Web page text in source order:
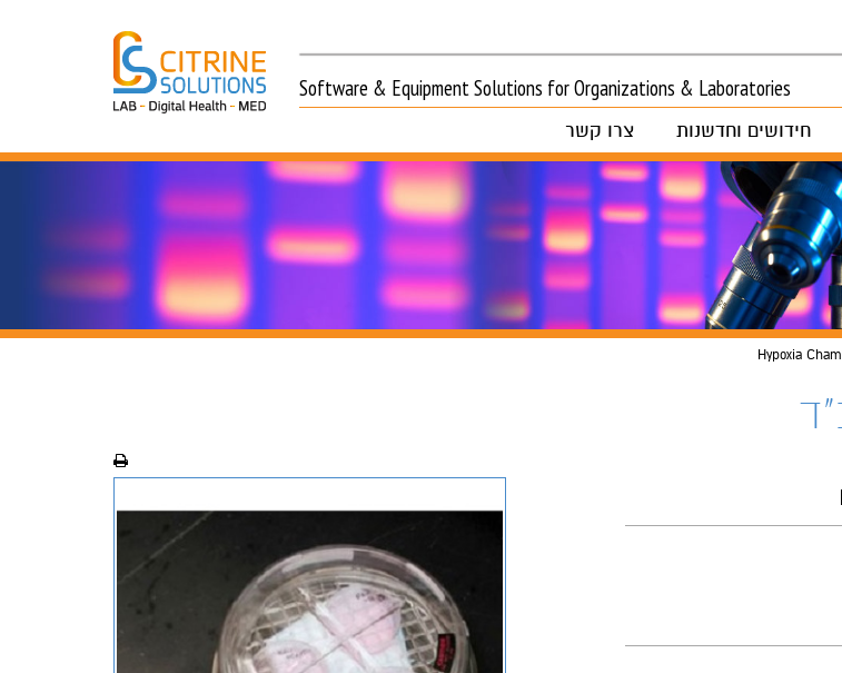
Software & Equipment Solutions for Organizations & Laboratories
חידושים וחדשנות צרו קשר